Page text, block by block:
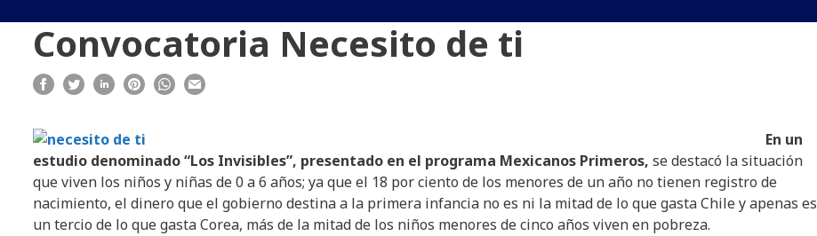
Convocatoria Necesito de ti
En un
estudio denominado “Los Invisibles”, presentado en el programa Mexicanos Primeros, se destacó la situación
que viven los niños y niñas de 0 a 6 años; ya que el 18 por ciento de los menores de un año no tienen registro de
nacimiento, el dinero que el gobierno destina a la primera infancia no es ni la mitad de lo que gasta Chile y apenas es
un tercio de lo que gasta Corea, más de la mitad de los niños menores de cinco años viven en pobreza.